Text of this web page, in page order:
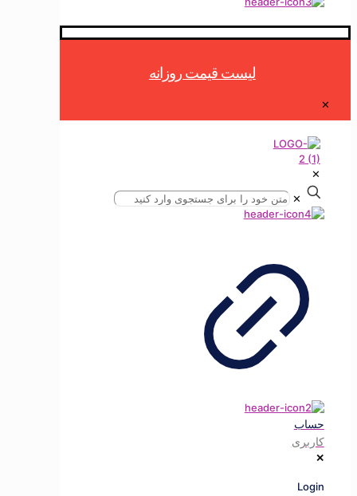
لیست قیمت روزانه
✕
✕
✕
حساب
کاربری
✕
Login